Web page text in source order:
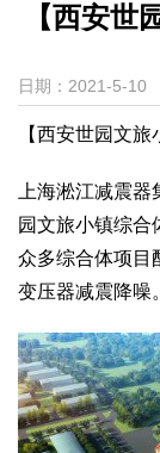
【西安世
日期：2021-5-10
【西安世园文
上海淞江减震
园文旅小镇综合
众多综合体项目
变压器减震降噪。